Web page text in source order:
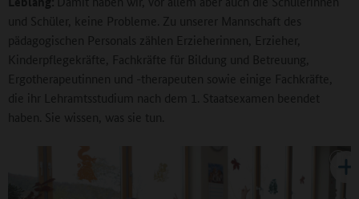
und Schüler, keine Probleme. Zu unserer Mannschaft des
pädagogischen Personals zählen Erzieherinnen, Erzieher,
Kinderpflegekräfte, Fachkräfte für Bildung und Betreuung,
Ergotherapeutinnen und -therapeuten sowie einige Fachkräfte,
die ihr Lehramtsstudium nach dem 1. Staatsexamen beendet
haben. Sie wissen, was sie tun.